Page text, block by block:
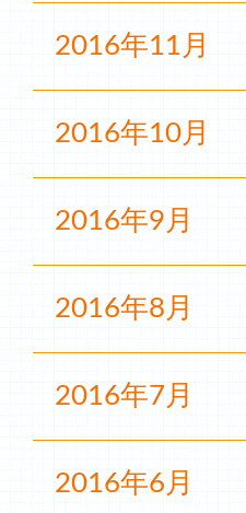
2016年11月
2016年10月
2016年9月
2016年8月
2016年7月
2016年6月